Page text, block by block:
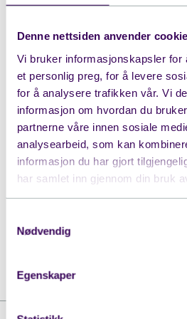
Denne nettsiden anvender
Vi bruker informasjonskapsler for
et personlig preg, for å levere
for å analysere trafikken vår. Vi
informasjon om hvordan du
partnerne våre innen sosiale
analysearbeid, som kan
informasjon du har gjort
har samlet inn gjennom din bruk
Nødvendig
Egenskaper
Nederland.
Pressekontakt:
Niko van Eeghen, Chief
Officer, Evondos
Group:
44 782 1502